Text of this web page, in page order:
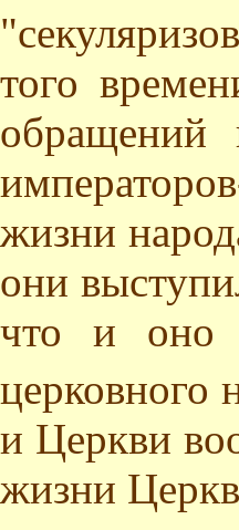
того
жизни
они
что и оно
церковного
и Церкви
жизни